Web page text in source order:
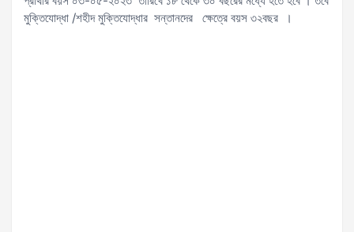
মুক্তিযোদ্ধা /শহীদ মুক্তিযোদ্ধার সন্তানদের ক্ষেত্রে বয়স ৩২বছর ।